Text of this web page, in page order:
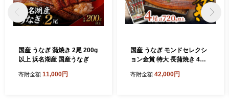
国産 うなぎ 蒲焼き 2尾 200g
以上 浜名湖産 国産うなぎ
寄附金額 11,000円
国産 うなぎ モンドセレクシ
ョン金賞 特大 長蒲焼き 4尾
真空パック
寄附金額 42,000円